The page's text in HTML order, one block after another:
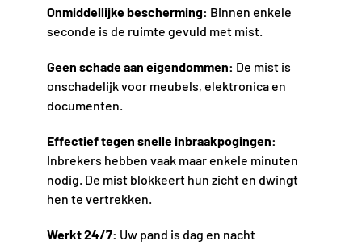
Onmiddellijke bescherming: Binnen enkele
seconde is de ruimte gevuld met mist.
Geen schade aan eigendommen: De mist is
onschadelijk voor meubels, elektronica en
documenten.
Effectief tegen snelle inbraakpogingen:
Inbrekers hebben vaak maar enkele minuten
nodig. De mist blokkeert hun zicht en dwingt
hen te vertrekken.
Werkt 24/7: Uw pand is dag en nacht